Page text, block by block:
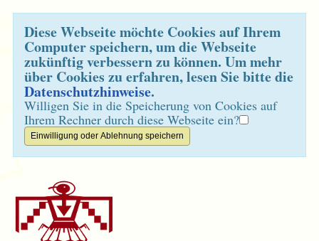
Diese Webseite möchte Cookies auf Ihrem
Computer speichern, um die Webseite
zukünftig verbessern zu können. Um mehr
über Cookies zu erfahren, lesen Sie bitte die
Datenschutzhinweise.
Willigen Sie in die Speicherung von Cookies auf
Ihrem Rechner durch diese Webseite ein?